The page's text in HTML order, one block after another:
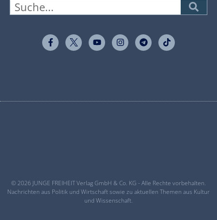
© 2026 JUNGE FREIHEIT Verlag GmbH & Co. KG - Alle Rechte vorbehalten.
Nachrichten aus Politik und Wirtschaft sowie zu aktuellen Themen aus Kultur
und Wissenschaft.